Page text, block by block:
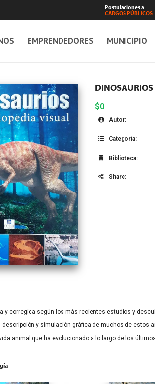
Postulaciones a
CARGOS PÚBLICOS
EMPRENDEDORES MUNICIPIO
$0
Autor:
Categoría:
Biblioteca:
Share:
y corregida según los más recientes estudios y
y simulación gráfica de muchos de estos
animal que ha evolucionado a lo largo de los